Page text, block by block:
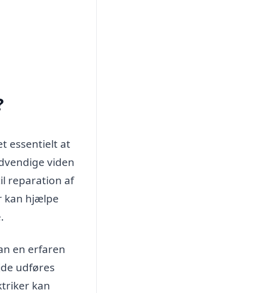
essentielt at
viden
reparation af
kan hjælpe
en erfaren
udføres
kan